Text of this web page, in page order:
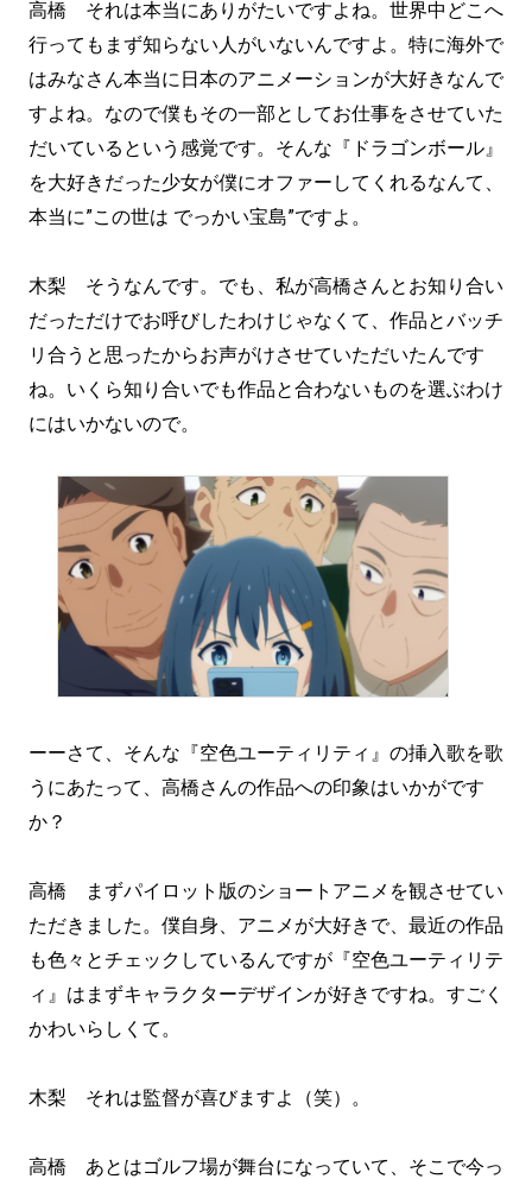
高橋 それは本当にありがたいですよね。世界中どこへ
行ってもまず知らない人がいないんですよ。特に海外で
はみなさん本当に日本のアニメーションが大好きなんで
すよね。なので僕もその一部としてお仕事をさせていた
だいているという感覚です。そんな『ドラゴンボール』
を大好きだった少女が僕にオファーしてくれるなんて、
本当に”この世は でっかい宝島”ですよ。
木梨 そうなんです。でも、私が高橋さんとお知り合い
だっただけでお呼びしたわけじゃなくて、作品とバッチ
リ合うと思ったからお声がけさせていただいたんです
ね。いくら知り合いでも作品と合わないものを選ぶわけ
にはいかないので。
ーーさて、そんな『空色ユーティリティ』の挿入歌を歌
うにあたって、高橋さんの作品への印象はいかがです
か？
高橋 まずパイロット版のショートアニメを観させてい
ただきました。僕自身、アニメが大好きで、最近の作品
も色々とチェックしているんですが『空色ユーティリテ
ィ』はまずキャラクターデザインが好きですね。すごく
かわいらしくて。
木梨 それは監督が喜びますよ（笑）。
高橋 あとはゴルフ場が舞台になっていて、そこで今っ